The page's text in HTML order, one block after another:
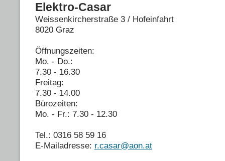
Elektro-Casar
Weissenkircherstraße 3 / Hofeinfahrt
8020 Graz
Öffnungszeiten:
Mo. - Do.:
7.30 - 16.30
Freitag:
7.30 - 14.00
Bürozeiten:
Mo. - Fr.: 7.30 - 12.30
Tel.: 0316 58 59 16
E-Mailadresse: r.casar@aon.at